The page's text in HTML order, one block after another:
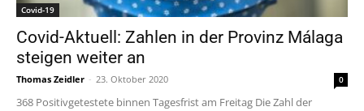
Covid-19
Covid-Aktuell: Zahlen in der Provinz Málaga
steigen weiter an
Thomas Zeidler - 23. Oktober 2020 0
368 Positivgetestete binnen Tagesfrist am Freitag Die Zahl der